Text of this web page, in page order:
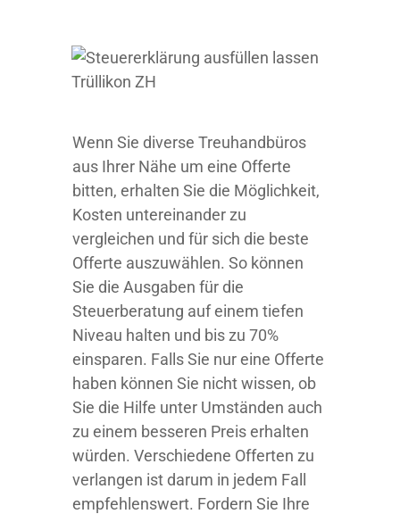
Wenn Sie diverse Treuhandbüros
aus Ihrer Nähe um eine Offerte
bitten, erhalten Sie die Möglichkeit,
Kosten untereinander zu
vergleichen und für sich die beste
Offerte auszuwählen. So können
Sie die Ausgaben für die
Steuerberatung auf einem tiefen
Niveau halten und bis zu 70%
einsparen. Falls Sie nur eine Offerte
haben können Sie nicht wissen, ob
Sie die Hilfe unter Umständen auch
zu einem besseren Preis erhalten
würden. Verschiedene Offerten zu
verlangen ist darum in jedem Fall
empfehlenswert. Fordern Sie Ihre